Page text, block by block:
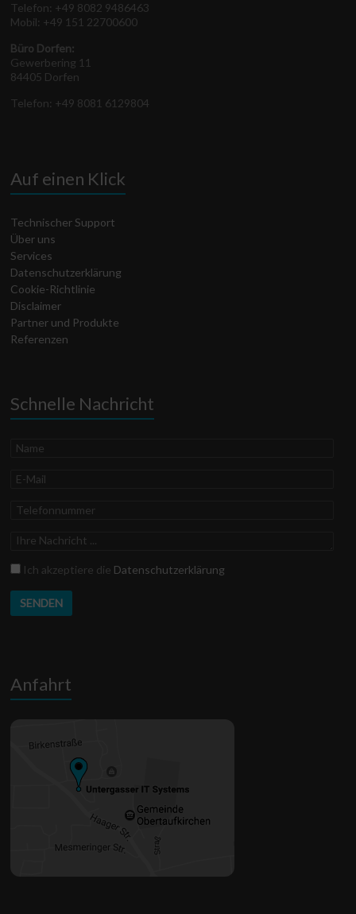
Telefon: +49 8082 9486463
Mobil: +49 151 22700600
Büro Dorfen:
Gewerbering 11
84405 Dorfen
Telefon: +49 8081 6129804
Auf einen Klick
Technischer Support
Über uns
Services
Datenschutz­erklärung
Cookie-Richtlinie
Disclaimer
Partner und Produkte
Referenzen
Schnelle Nachricht
Name
E-
Telefonnummer
Ihre
Datenschutz
Ich akzeptiere die Datenschutzerklärung
Anfahrt